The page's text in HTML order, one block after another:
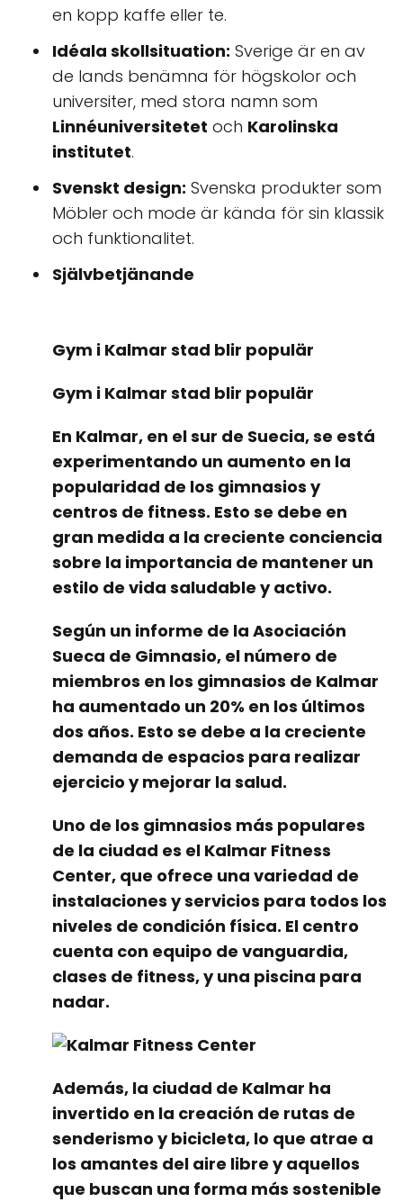
en kopp kaffe eller te.
Idéala skollsituation: Sverige är en av
de lands benämna för högskolor och
universiter, med stora namn som
Linnéuniversitetet och Karolinska
institutet.
Svenskt design: Svenska produkter som
Möbler och mode är kända för sin klassik
och funktionalitet.
Självbetjänande
Gym i Kalmar stad blir populär
Gym i Kalmar stad blir populär
En Kalmar, en el sur de Suecia, se está
experimentando un aumento en la
popularidad de los gimnasios y
centros de fitness. Esto se debe en
gran medida a la creciente conciencia
sobre la importancia de mantener un
estilo de vida saludable y activo.
Según un informe de la Asociación
Sueca de Gimnasio, el número de
miembros en los gimnasios de Kalmar
ha aumentado un 20% en los últimos
dos años. Esto se debe a la creciente
demanda de espacios para realizar
ejercicio y mejorar la salud.
Uno de los gimnasios más populares
de la ciudad es el Kalmar Fitness
Center, que ofrece una variedad de
instalaciones y servicios para todos los
niveles de condición física. El centro
cuenta con equipo de vanguardia,
clases de fitness, y una piscina para
nadar.
Además, la ciudad de Kalmar ha
invertido en la creación de rutas de
senderismo y bicicleta, lo que atrae a
los amantes del aire libre y aquellos
que buscan una forma más sostenible